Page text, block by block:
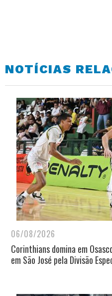
NOTÍCIAS
06/08/2026
Corinthians domina em
em São José pela Divisão